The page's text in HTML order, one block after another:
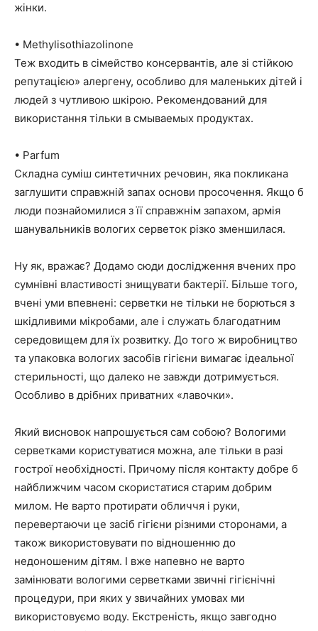
жінки.
• Methylisothiazolinone
Теж входить в сімейство консервантів, але зі стійкою
репутацією» алергену, особливо для маленьких дітей і
людей з чутливою шкірою. Рекомендований для
використання тільки в смываемых продуктах.
• Parfum
Складна суміш синтетичних речовин, яка покликана
заглушити справжній запах основи просочення. Якщо б
люди познайомилися з її справжнім запахом, армія
шанувальників вологих серветок різко зменшилася.
Ну як, вражає? Додамо сюди дослідження вчених про
сумнівні властивості знищувати бактерії. Більше того,
вчені уми впевнені: серветки не тільки не борються з
шкідливими мікробами, але і служать благодатним
середовищем для їх розвитку. До того ж виробництво
та упаковка вологих засобів гігієни вимагає ідеальної
стерильності, що далеко не завжди дотримується.
Особливо в дрібних приватних «лавочки».
Який висновок напрошується сам собою? Вологими
серветками користуватися можна, але тільки в разі
гострої необхідності. Причому після контакту добре б
найближчим часом скористатися старим добрим
милом. Не варто протирати обличчя і руки,
перевертаючи це засіб гігієни різними сторонами, а
також використовувати по відношенню до
недоношеним дітям. І вже напевно не варто
замінювати вологими серветками звичні гігієнічні
процедури, при яких у звичайних умовах ми
використовуємо воду. Екстреність, якщо завгодно